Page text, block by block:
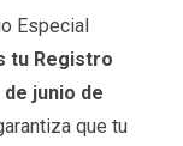
Especial
tu Registro
de junio de
que tu